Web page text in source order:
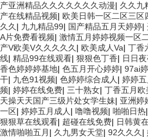
产亚洲精品久久久久久久久动漫| 久久九
产在线精品视频| 欧美日韩一区二区三区
久久 | 九九精品99| 国产精品五月天婷婷|
A片免费看视频| 激情五月婷婷视频一区
产V欧美V久久久久久 | 欧美成人Va| 丁香
线| 精品99在线观看| 狠狠色丁香| 日日
香色婷婷婷基地| 色五月开心婷婷| 97ai
干| 九色91视频| 色婷婷综合成人 | 婷婷
频| 婷婷在线免费| 三十熟女| 丁香五月欧
天操天天国产三级片处女学生妹| 亚洲婷
一区| 婷婷五月成人 | 噜噜视频| 啪啪日热|
狠狠草在线观看| 超碰在线免费| 日韩黄
激情啪啪五月 | 久九男女天堂| 92久久久 |